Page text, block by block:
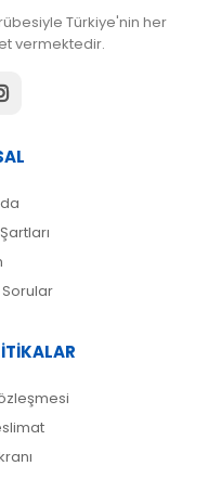
Türkiye'nin her
vermektedir.
Sorular